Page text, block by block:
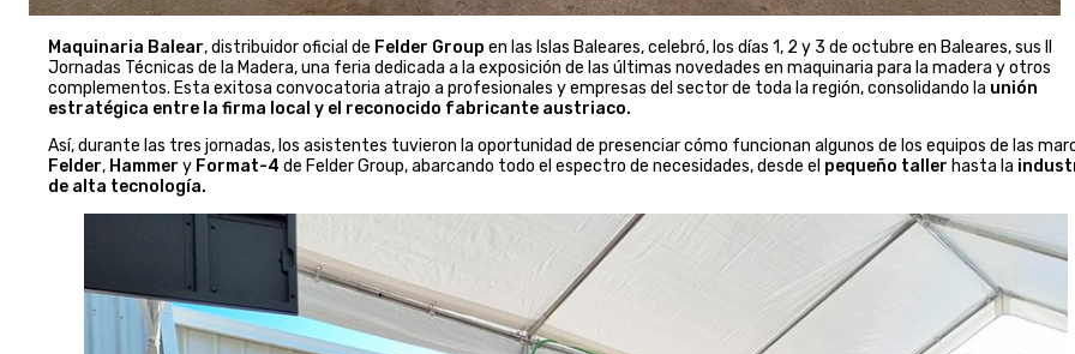
Maquinaria Balear, distribuidor oficial de Felder Group en las Islas Baleares, celebró, los días 1, 2 y 3 de octubre en Baleares, sus II
Jornadas Técnicas de la Madera, una feria dedicada a la exposición de las últimas novedades en maquinaria para la madera y otros
complementos. Esta exitosa convocatoria atrajo a profesionales y empresas del sector de toda la región, consolidando la unión
estratégica entre la firma local y el reconocido fabricante austriaco.
Así, durante las tres jornadas, los asistentes tuvieron la oportunidad de presenciar cómo funcionan algunos de los equipos de las
Felder, Hammer y Format-4 de Felder Group, abarcando todo el espectro de necesidades, desde el pequeño taller hasta la
de alta tecnología.